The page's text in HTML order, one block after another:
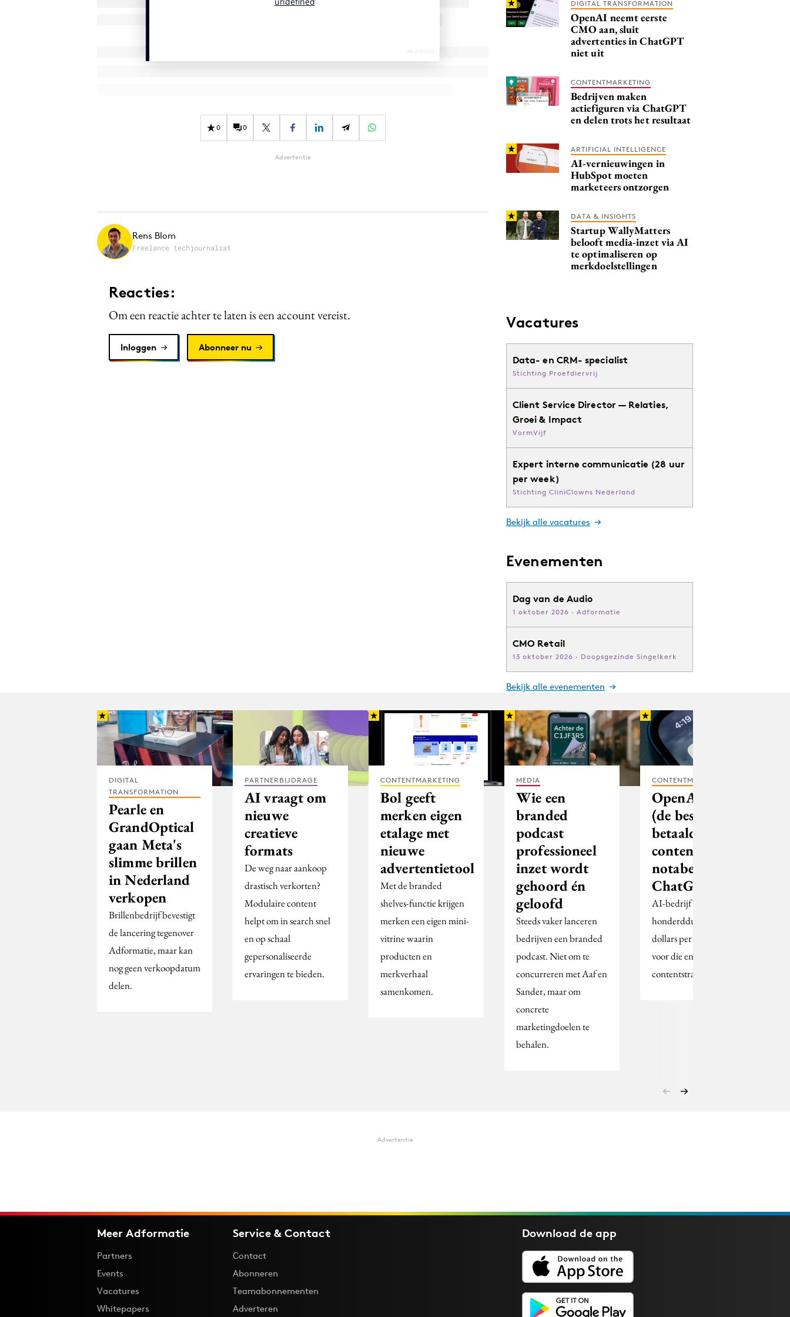
0 0
Advertentie
Rens Blom
Freelance techjournalist
Reacties:
Om een reactie achter te laten is een account vereist.
Inloggen Abonneer nu
DIGITAL TRANSFORMATION
OpenAI neemt eerste
CMO aan, sluit
advertenties in ChatGPT
niet uit
CONTENTMARKETING
Bedrijven maken
actiefiguren via ChatGPT
en delen trots het resultaat
ARTIFICIAL INTELLIGENCE
AI-vernieuwingen in
HubSpot moeten
marketeers ontzorgen
DATA & INSIGHTS
Startup WallyMatters
belooft media-inzet via AI
te optimaliseren op
merkdoelstellingen
Vacatures
Data- en CRM- specialist
Stichting Proefdiervrij
Client Service Director — Relaties,
Groei & Impact
VormVijf
Expert interne communicatie (28 uur
per week)
Stichting CliniClowns Nederland
Bekijk alle vacatures
Evenementen
Dag van de Audio
1 oktober 2026 · Adformatie
CMO Retail
13 oktober 2026 · Doopsgezinde Singelkerk
Bekijk alle evenementen
DIGITAL
TRANSFORMATION
Pearle en
GrandOptical
gaan Meta's
slimme brillen
in Nederland
verkopen
Brillenbedrijf bevestigt
de lancering tegenover
Adformatie, maar kan
nog geen verkoopdatum
delen.
PARTNERBIJDRAGE
AI vraagt om
nieuwe
creatieve
formats
De weg naar aankoop
drastisch verkorten?
Modulaire content
helpt om in search snel
en op schaal
gepersonaliseerde
ervaringen te bieden.
CONTENTMARKETING
Bol geeft
merken eigen
etalage met
nieuwe
advertentietool
Met de branded
shelves-functie krijgen
merken een eigen mini-
vitrine waarin
producten en
merkverhaal
samenkomen.
MEDIA
Wie een
branded
podcast
professioneel
inzet wordt
gehoord én
geloofd
Steeds vaker lanceren
bedrijven een branded
podcast. Niet om te
concurreren met Aaf en
Sander, maar om
concrete
marketingdoelen te
behalen.
CONTENTMARKETING
OpenAI zoekt
(de best
betaalde?)
contentstrateeg,
notabene voor
ChatGPT
AI-bedrijf heeft
honderdduizenden
dollars per jaar over
voor die ene
contentstrateeg.
Advertentie
Meer Adformatie
Partners
Events
Vacatures
Whitepapers
Service & Contact
Contact
Abonneren
Teamabonnementen
Adverteren
Download deapp